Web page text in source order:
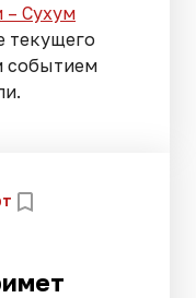
– Сухум
текущего
событием